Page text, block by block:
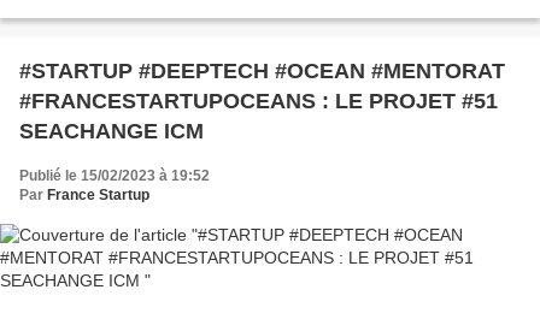
#STARTUP #DEEPTECH #OCEAN #MENTORAT
#FRANCESTARTUPOCEANS : LE PROJET #51
SEACHANGE ICM
Publié le 15/02/2023 à 19:52
Par France Startup